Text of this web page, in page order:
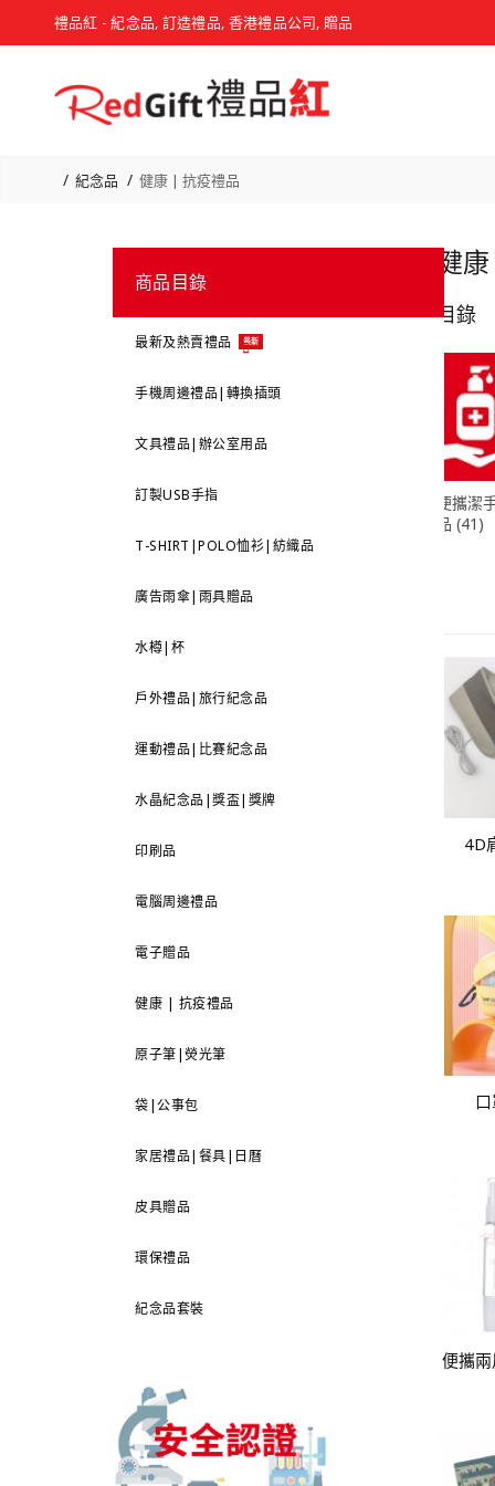
禮品紅 - 紀念品, 訂造禮品, 香港禮品公司, 贈品
紀念品 健康 | 抗疫禮品
商品目錄
最新及熱賣禮品 最新
手機周邊禮品|轉換插頭
文具禮品|辦公室用品
訂製USB手指
T-SHIRT|POLO恤衫|紡織品
廣告雨傘|雨具贈品
水樽|杯
戶外禮品|旅行紀念品
運動禮品|比賽紀念品
水晶紀念品|獎盃|獎牌
印刷品
電腦周邊禮品
電子贈品
健康 | 抗疫禮品
原子筆|熒光筆
袋|公事包
家居禮品|餐具|日曆
皮具贈品
環保禮品
紀念品套裝
健
目錄
便攜潔
品 (41)
4D
便攜